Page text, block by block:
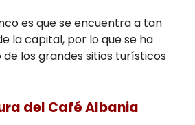
es que se encuentra a tan
la capital, por lo que se ha
los grandes sitios turísticos
del Café Albania